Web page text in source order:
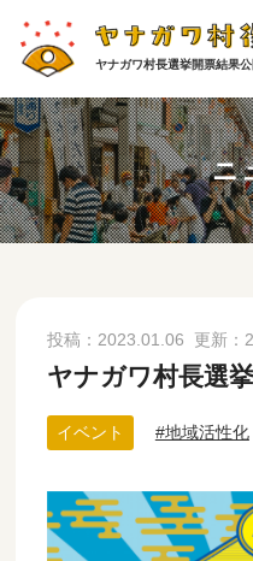
ヤナガワ村長選挙開票結果
ニ
投稿： 2023.01.06 更新：
ヤナガワ村長選
イベント 地域活性化